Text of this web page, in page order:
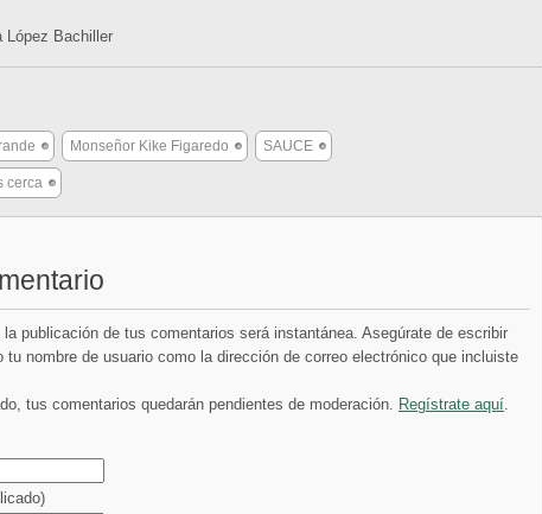
López Bachiller
Monseñor Kike Figaredo SAUCE
cerca
publicación de tus comentarios será instantánea. Asegúrate de escribir
tu nombre de usuario como la dirección de correo electrónico que incluiste
tus comentarios quedarán pendientes de moderación. Regístrate aquí.